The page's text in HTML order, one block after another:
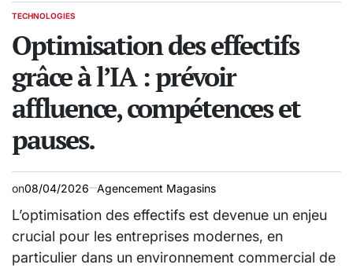
POSTED
TECHNOLOGIES
Optimisation des effectifs
grâce à l’IA : prévoir
affluence, compétences et
pauses.
on08/04/2026 Agencement Magasins
L’optimisation des effectifs est devenue un enjeu
crucial pour les entreprises modernes, en
particulier dans un environnement commercial de